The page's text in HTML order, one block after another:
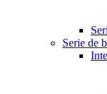
Serie de